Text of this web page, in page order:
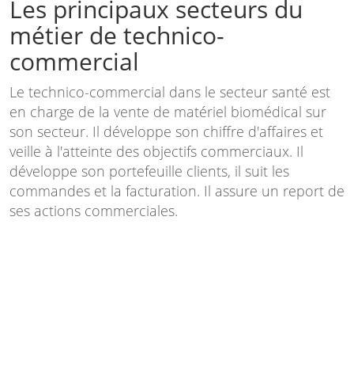
Les principaux secteurs du
métier de technico-
commercial
Le technico-commercial dans le secteur santé est
en charge de la vente de matériel biomédical sur
son secteur. Il développe son chiffre d'affaires et
veille à l'atteinte des objectifs commerciaux. Il
développe son portefeuille clients, il suit les
commandes et la facturation. Il assure un report de
ses actions commerciales.